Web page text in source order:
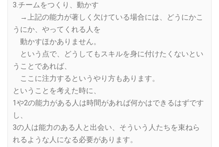
3.チームをつくり、動かす
→上記の能力が著しく欠けている場合には、どうにかこ
うにか、やってくれる人を
動かすほかありません。
という点で、どうしてもスキルを身に付けたくないとい
うことであれば、
ここに注力するというやり方もあります。
ということを考えた時に、
1や2の能力がある人は時間があれば何かはできるはずです
し、
3の人は能力のある人と出会い、そういう人たちを束ねら
れるような人になる必要があります。